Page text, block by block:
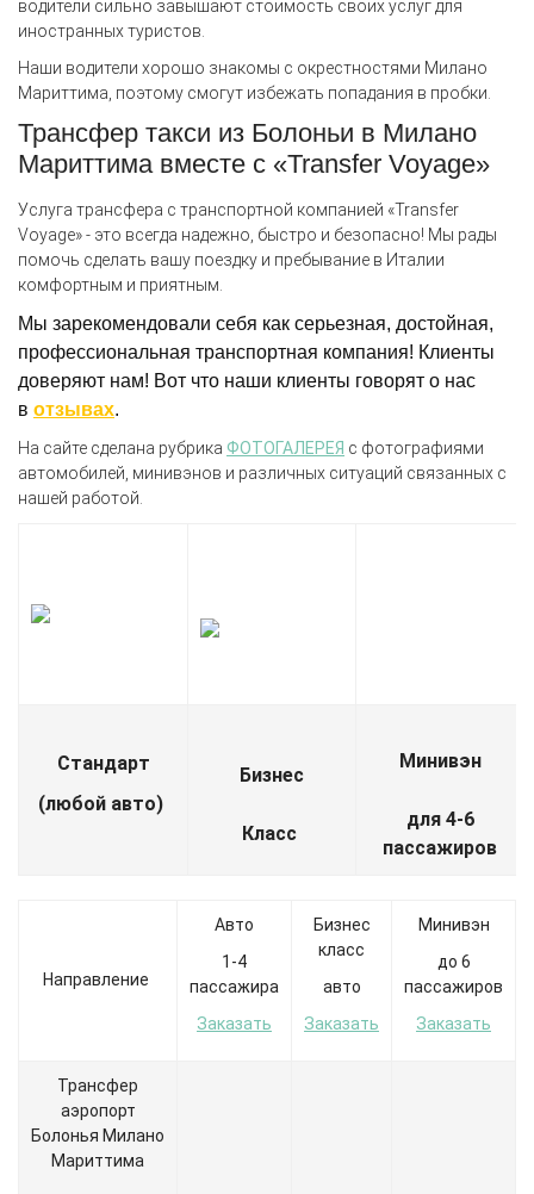
водители сильно завышают стоимость своих услуг для
иностранных туристов.
Наши водители хорошо знакомы с окрестностями Милано
Мариттима, поэтому смогут избежать попадания в пробки.
Трансфер такси из Болоньи в Милано
Мариттима вместе с «Transfer Voyage»
Услуга трансфера с транспортной компанией «Transfer
Voyage» - это всегда надежно, быстро и безопасно! Мы рады
помочь сделать вашу поездку и пребывание в Италии
комфортным и приятным.
Мы зарекомендовали себя как серьезная, достойная,
профессиональная транспортная компания! Клиенты
доверяют нам! Вот что наши клиенты говорят о нас
в отзывах.
На сайте сделана рубрика ФОТОГАЛЕРЕЯ с фотографиями
автомобилей, минивэнов и различных ситуаций связанных с
нашей работой.
Стандарт
(любой авто)
Бизнес
Класс
Минивэн
для 4-6
пассажиров
Направление
Авто
1-4
пассажира
Заказать
Бизнес
класс
авто
Заказать
Минивэн
до 6
пассажиров
Заказать
Трансфер
аэропорт
Болонья Милано
Мариттима